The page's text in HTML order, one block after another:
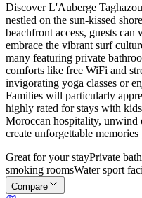
Discover L'Auberge
nestled on the sun-kissed
beachfront access, guests
embrace the vibrant surf
many featuring private
comforts like free WiFi and
invigorating yoga classes or
Families will particularly
highly rated for stays with
Moroccan hospitality, unwind
create unforgettable
Great for your stayPrivate
smoking roomsWater sport
Compare